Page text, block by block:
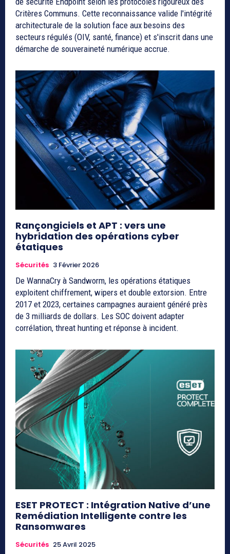
Critères Communs. Cette reconnaissance valide l'intégrité
architecturale de la solution face aux besoins des
secteurs régulés (OIV, santé, finance) et s'inscrit dans une
démarche de souveraineté numérique accrue.
Rançongiciels et APT : vers une
hybridation des opérations cyber
étatiques
Sécurités 3 Février 2026
De WannaCry à Sandworm, les opérations étatiques
exploitent chiffrement, wipers et double extorsion. Entre
2017 et 2023, certaines campagnes auraient généré près
de 3 milliards de dollars. Les SOC doivent adapter
corrélation, threat hunting et réponse à incident.
ESET PROTECT : Intégration Native d’une
Remédiation Intelligente contre les
Ransomwares
Sécurités 25 Avril 2025